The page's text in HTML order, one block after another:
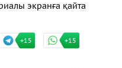
+15 +15